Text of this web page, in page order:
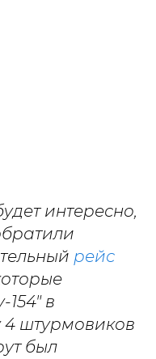
интересно,
рейс
154" в
штурмовиков
был